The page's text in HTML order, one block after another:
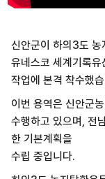
신안군이 하의3도 농
유네스코 세계기록
작업에 본격 착수했
이번 용역은 신안군
수행하고 있으며, 전
한 기본계획을
수립 중입니다.